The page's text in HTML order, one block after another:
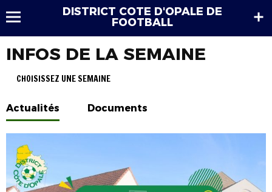
DISTRICT COTE D'OPALE DE
FOOTBALL
INFOS DE LA SEMAINE
CHOISISSEZ UNE SEMAINE
Actualités Documents